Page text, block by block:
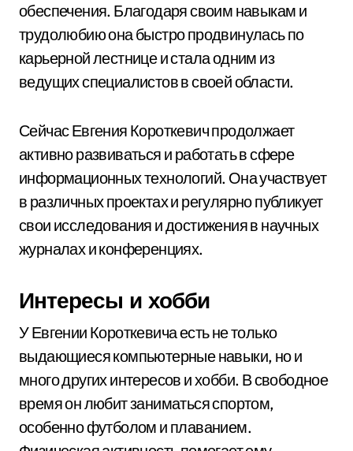
обеспечения. Благодаря своим навыкам и
трудолюбию она быстро продвинулась по
карьерной лестнице и стала одним из
ведущих специалистов в своей области.
Сейчас Евгения Короткевич продолжает
активно развиваться и работать в сфере
информационных технологий. Она участвует
в различных проектах и регулярно публикует
свои исследования и достижения в научных
журналах и конференциях.
Интересы и хобби
У Евгении Короткевича есть не только
выдающиеся компьютерные навыки, но и
много других интересов и хобби. В свободное
время он любит заниматься спортом,
особенно футболом и плаванием.